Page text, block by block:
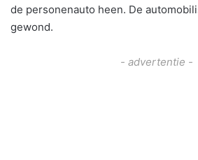
de personenauto heen. De
gewond.
- advertentie -